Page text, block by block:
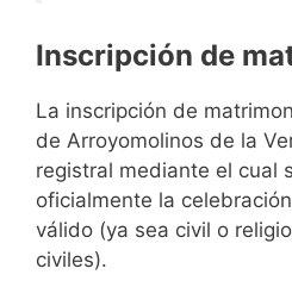
Inscripción de
La inscripción de
de Arroyomolinos de la
registral mediante el cual
oficialmente la
válido (ya sea civil o
civiles).